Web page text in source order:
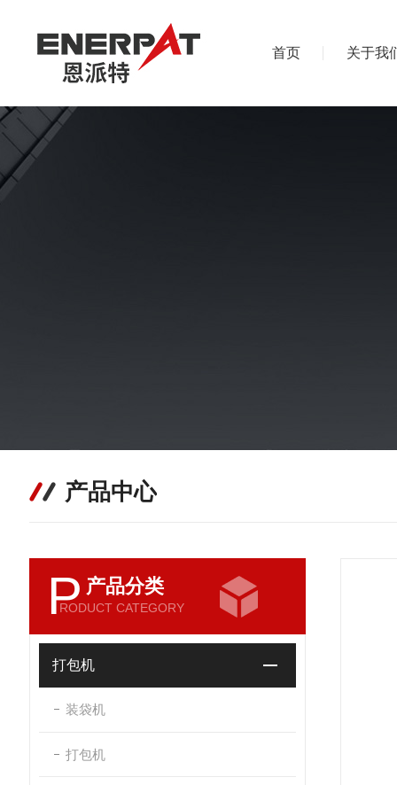
首页 关于我
产品中心
P 产品分类
RODUCT CATEGORY
打包机
装袋机
打包机